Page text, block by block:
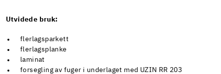
Utvidede bruk:
flerlagsparkett
flerlagsplanke
laminat
forsegling av fuger i underlaget med UZIN RR 203